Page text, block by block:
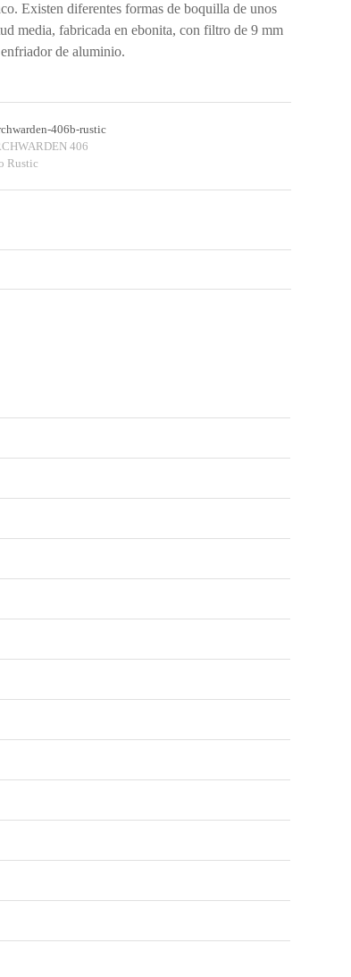
Existen diferentes formas de boquilla de unos
media, fabricada en ebonita, con filtro de 9 mm
de aluminio.
406b-rustic
406
Rustic